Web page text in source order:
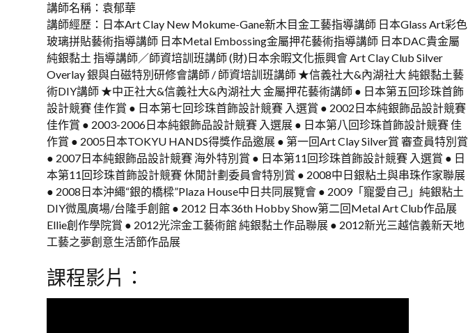
講師名稱：袁郁華
講師經歷：日本Art Clay New Mokume-Gane新木目金工藝指導講師 日本Glass Art彩色
玻璃拼貼藝術指導講師 日本Metal Embossing金屬押花藝術指導講師 日本DAC貴金屬
純銀黏土 指導講師／師資培訓班講師 (財)日本余暇文化振興會 Art Clay Club Silver
Overlay 銀與白磁特別研修會講師 / 師資培訓班講師 ★信義社大&內湖社大 純銀黏土藝
術DIY講師 ★中正社大&信義社大&內湖社大 金屬押花藝術講師 ● 日本第五回珍珠首飾
設計競賽 佳作賞 ● 日本第七回珍珠首飾設計競賽 入選賞 ● 2002日本純銀飾品設計競賽
佳作賞 ● 2003-2006日本純銀飾品設計競賽 入選展 ● 日本第八回珍珠首飾設計競賽 佳
作賞 ● 2005日本TOKYU HANDS得獎作品邀展 ● 第一回Art Clay Silver賞 審查員特別賞
● 2007日本純銀飾品設計競賽 海外特別賞 ● 日本第11回珍珠首飾設計競賽 入選賞 ● 日
本第11回珍珠首飾設計競賽 休閒計劃委員會特別賞 ● 2008中日銀粘土與串珠作家聯展
● 2008日本沖繩“銀的橋樑”Plaza House中日共同展覽會 ● 2009「寵愛自己」純銀粘土
DIY微風廣場/台隆手創館 ● 2012 日本36th Hobby Show第二回Metal Art Club作品展
Ellie創作學院賞 ● 2012光淙金工藝術館 純銀黏土作品聯展 ● 2012新光三越信義新天地
工藝之夢創意生活節作品展
課程影片：